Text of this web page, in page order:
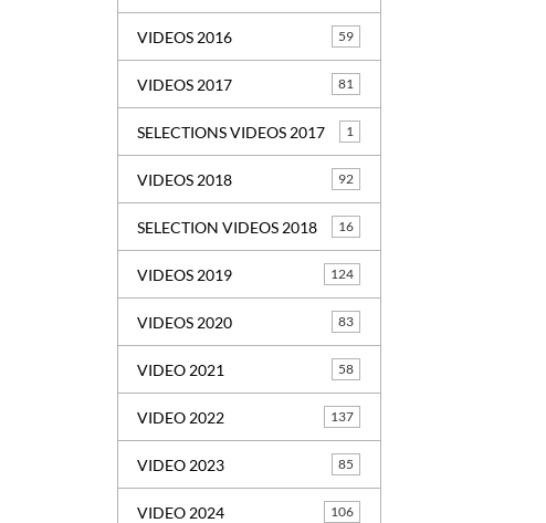
VIDEOS 2016 59
VIDEOS 2017 81
SELECTIONS VIDEOS 2017 1
VIDEOS 2018 92
SELECTION VIDEOS 2018 16
VIDEOS 2019 124
VIDEOS 2020 83
VIDEO 2021 58
VIDEO 2022 137
VIDEO 2023 85
VIDEO 2024 106